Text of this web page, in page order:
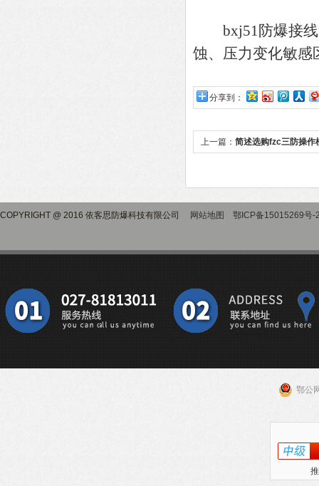
bxj51防爆接线
蚀、压力变化敏感
分享到：
上一篇： 简述选购fzc三防操作
COPYRIGHT @ 2016 依客思防爆科技有限公司 网站地图 鄂ICP备15015269号-
鄂公